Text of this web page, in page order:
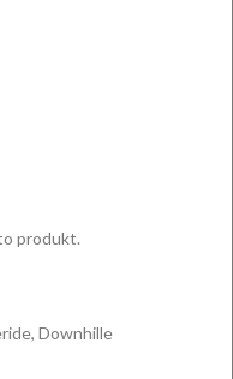
produkt.
Downhille